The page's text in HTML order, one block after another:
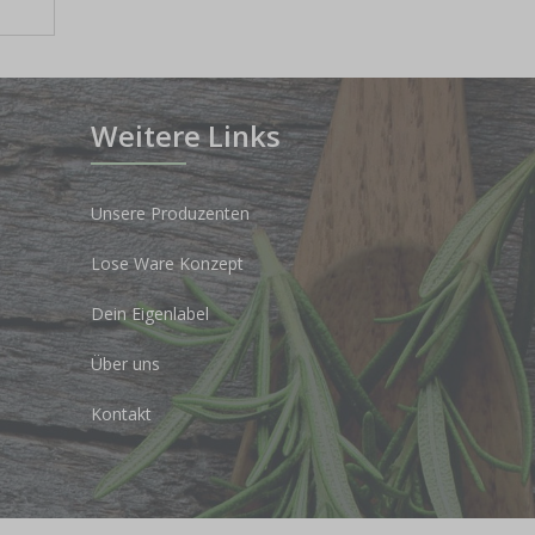
Weitere Links
Unsere Produzenten
Lose Ware Konzept
Dein Eigenlabel
Über uns
Kontakt